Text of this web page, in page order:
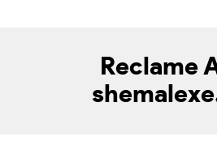
Reclame